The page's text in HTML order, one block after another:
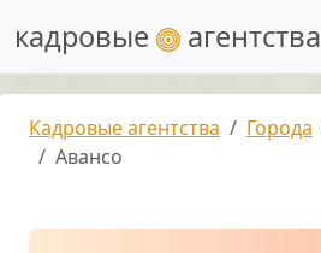
кадровые агентства
Кадровые агентства Города
Авансо